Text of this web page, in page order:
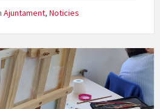
Ajuntament, Noticies